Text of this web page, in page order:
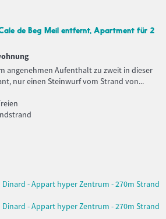
de Beg Meil ​​entfernt, Apartment für 2
angenehmen Aufenthalt zu zweit in dieser
nur einen Steinwurf vom Strand von...